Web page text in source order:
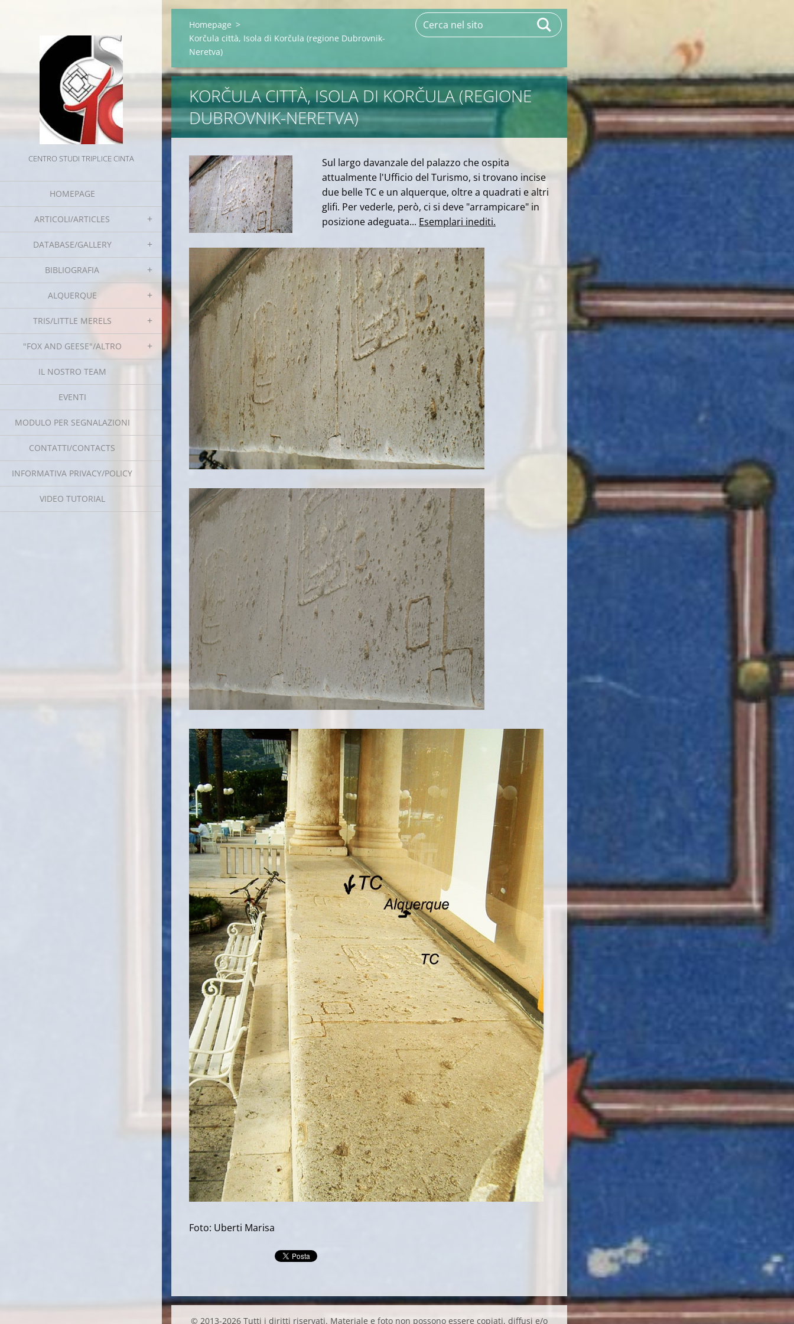
CENTRO STUDI TRIPLICE CINTA
HOMEPAGE
ARTICOLI/ARTICLES
DATABASE/GALLERY
BIBLIOGRAFIA
ALQUERQUE
TRIS/LITTLE MERELS
"FOX AND GEESE"/ALTRO
IL NOSTRO TEAM
EVENTI
MODULO PER SEGNALAZIONI
CONTATTI/CONTACTS
INFORMATIVA PRIVACY/POLICY
VIDEO TUTORIAL
Homepage >
Korčula città, Isola di Korčula (regione Dubrovnik-
Neretva)
KORČULA CITTÀ, ISOLA DI KORČULA (REGIONE
DUBROVNIK-NERETVA)
Sul largo davanzale del palazzo che ospita
attualmente l'Ufficio del Turismo, si trovano incise
due belle TC e un alquerque, oltre a quadrati e altri
glifi. Per vederle, però, ci si deve "arrampicare" in
posizione adeguata... Esemplari inediti.
Foto: Uberti Marisa
© 2013-2026 Tutti i diritti riservati. Materiale e foto non possono essere copiati, diffusi e/o